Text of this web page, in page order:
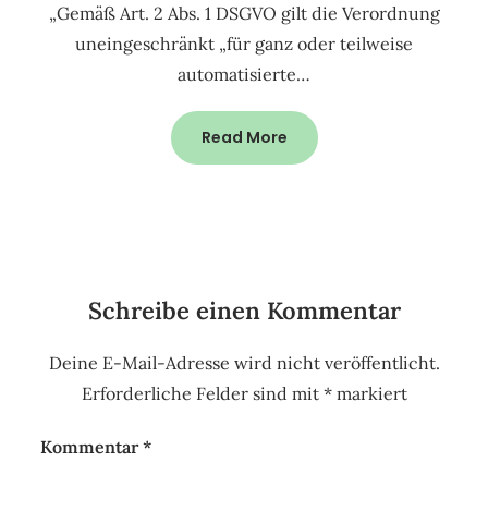
„Gemäß Art. 2 Abs. 1 DSGVO gilt die Verordnung
uneingeschränkt „für ganz oder teilweise
automatisierte…
Read More
Schreibe einen Kommentar
Deine E-Mail-Adresse wird nicht veröffentlicht.
Erforderliche Felder sind mit *markiert
Kommentar*